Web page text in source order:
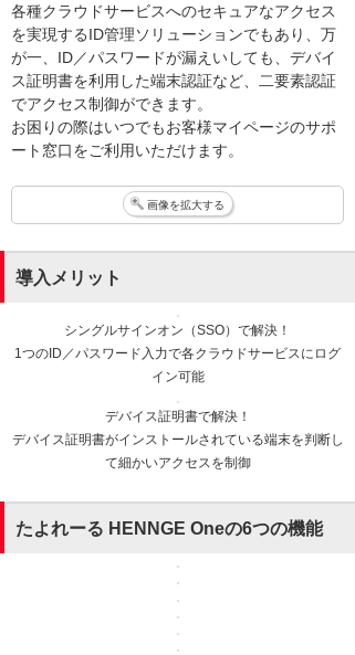
各種クラウドサービスへのセキュアなアクセス
を実現するID管理ソリューションでもあり、万
が一、ID／パスワードが漏えいしても、デバイ
ス証明書を利用した端末認証など、二要素認証
でアクセス制御ができます。
お困りの際はいつでもお客様マイページのサポ
ート窓口をご利用いただけます。
画像を拡大する
導入メリット
シングルサインオン（SSO）で解決！
1つのID／パスワード入力で各クラウドサービスにログ
イン可能
デバイス証明書で解決！
デバイス証明書がインストールされている端末を判断し
て細かいアクセスを制御
たよれーる HENNGE Oneの6つの機能